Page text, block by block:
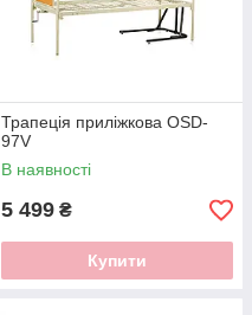
Трапеція приліжкова OSD-
97V
В наявності
5 499 ₴
Купити